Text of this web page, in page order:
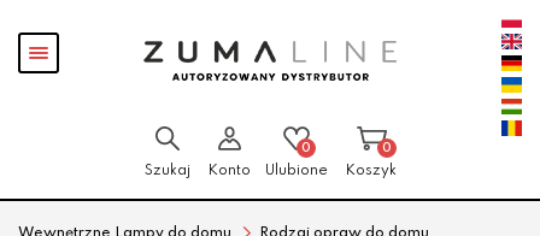
Pokaż
menu
Szukaj Konto
0
Ulubione
0
Koszyk